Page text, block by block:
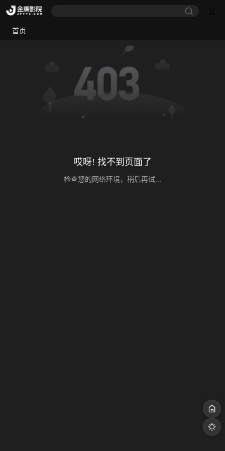
首页
哎呀! 找不到页面了
检查您的网络环境，稍后再试...